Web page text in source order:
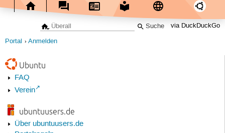
via DuckDuckGo
Portal Anmelden
Ubuntu
FAQ
Verein
ubuntuusers.de
Über ubuntuusers.de